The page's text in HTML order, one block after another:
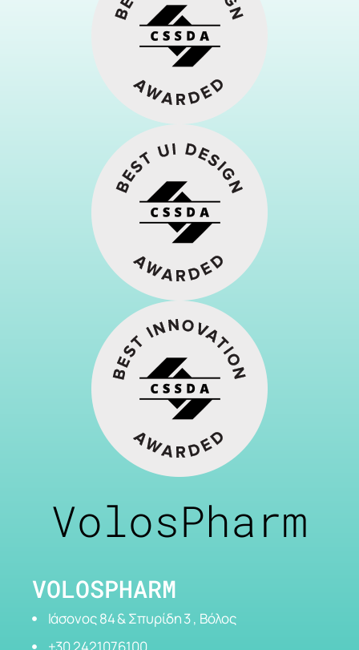
VolosPharm
VOLOSPHARM
Ιάσονος 84 & Σπυρίδη 3 , Βόλος